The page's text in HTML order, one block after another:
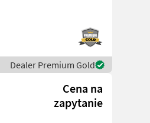
Dealer Premium Gold
Cena na
zapytanie